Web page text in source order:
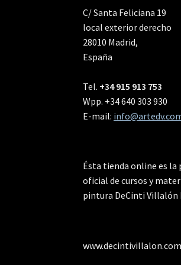
C/ Santa Feliciana 19
local exterior derecho
28010 Madrid,
España
Tel. +34 915 913 753
Wpp. +34 640 303 930
E-mail:
Ésta tienda online es
oficial de cursos y
pintura DeCinti Villalón
www.decintivillalon.com